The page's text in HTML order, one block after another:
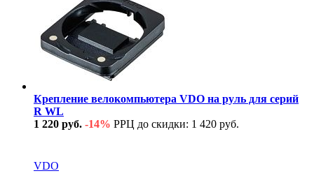
Крепление велокомпьютера VDO на руль для серий
R WL
1 220 руб. -14% РРЦ до скидки: 1 420 руб.
VDO